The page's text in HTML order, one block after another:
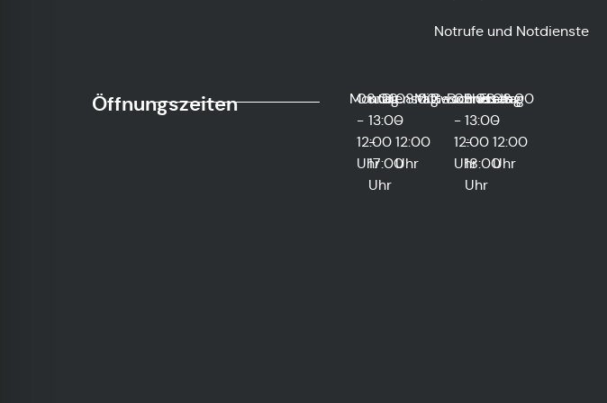
Notrufe und Notdienste
Öffnungszeiten Montag
08:00
-
12:00
Uhr
und
13:00
-
17:00
Uhr
Dienstag
08:00
-
12:00
Uhr
Mittwoch
Geschlossen
Donnerstag
08:00
-
12:00
Uhr
und
13:00
-
18:00
Uhr
Freitag
08:00
-
12:00
Uhr